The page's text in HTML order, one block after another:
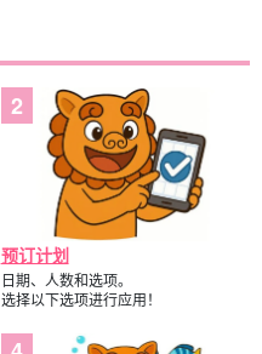
预订计划
日期、人数和选项。
选择以下选项进行应用！